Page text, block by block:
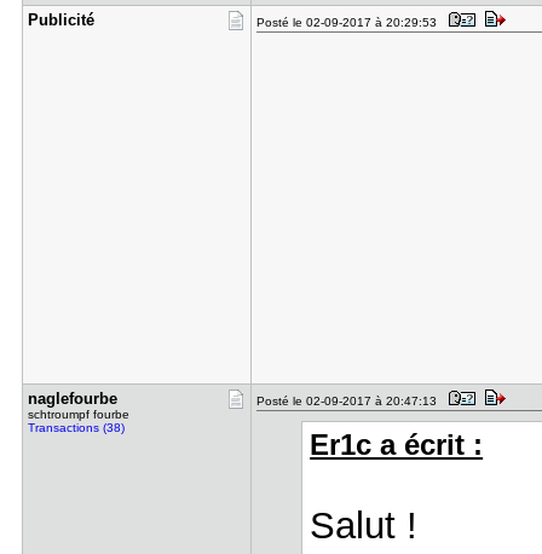
Publicité Posté le 02-09-2017 à 20:29:53
naglefourb​e
schtroumpf fourbe
Transactions (38)
Posté le 02-09-2017 à 20:47:13
Er1c a écrit :
Salut !